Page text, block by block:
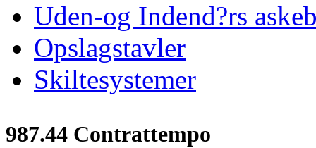
Uden-og Indend?rs
Opslagstavler
Skiltesystemer
987.44 Contrattempo